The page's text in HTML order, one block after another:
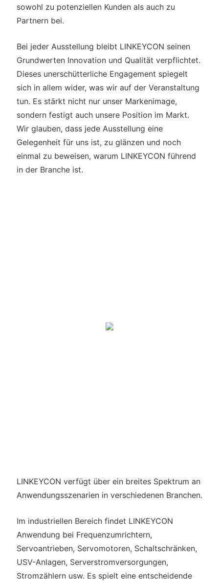
sowohl zu potenziellen Kunden als auch zu
Partnern bei.
Bei jeder Ausstellung bleibt LINKEYCON seinen
Grundwerten Innovation und Qualität verpflichtet.
Dieses unerschütterliche Engagement spiegelt
sich in allem wider, was wir auf der Veranstaltung
tun. Es stärkt nicht nur unser Markenimage,
sondern festigt auch unsere Position im Markt.
Wir glauben, dass jede Ausstellung eine
Gelegenheit für uns ist, zu glänzen und noch
einmal zu beweisen, warum LINKEYCON führend
in der Branche ist.
LINKEYCON verfügt über ein breites Spektrum an
Anwendungsszenarien in verschiedenen Branchen.
Im industriellen Bereich findet LINKEYCON
Anwendung bei Frequenzumrichtern,
Servoantrieben, Servomotoren, Schaltschränken,
USV-Anlagen, Serverstromversorgungen,
Stromzählern usw. Es spielt eine entscheidende